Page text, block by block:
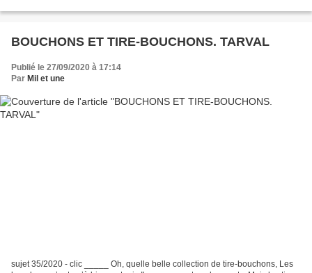
BOUCHONS ET TIRE-BOUCHONS. TARVAL
Publié le 27/09/2020 à 17:14
Par Mil et une
sujet 35/2020 - clic _____ Oh, quelle belle collection de tire-bouchons, Les